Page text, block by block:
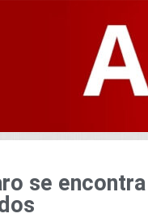
se